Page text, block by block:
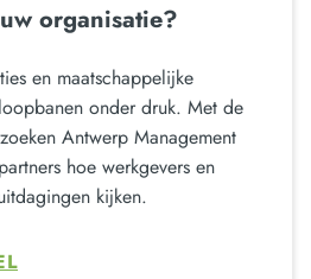
organisatie?
en maatschappelijke
onder druk. Met de
Antwerp Management
hoe werkgevers en
kijken.